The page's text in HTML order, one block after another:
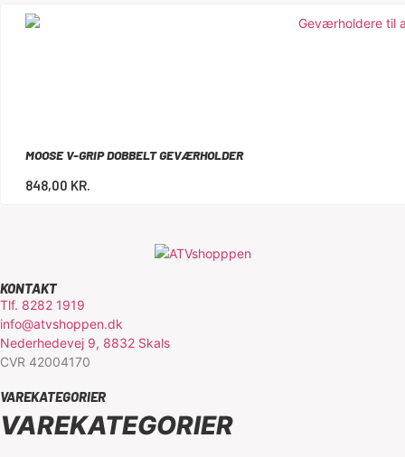
MOOSE V-GRIP DOBBELT GEVÆRHOLDER
848,00 KR.
KONTAKT
Tlf. 8282 1919
info@atvshoppen.dk
Nederhedevej 9, 8832 Skals
CVR 42004170
VAREKATEGORIER
VAREKATEGORIER